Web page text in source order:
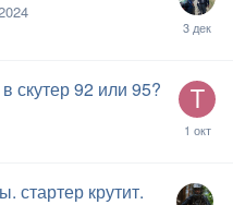
скутер 92 или 95?
стартер крутит.